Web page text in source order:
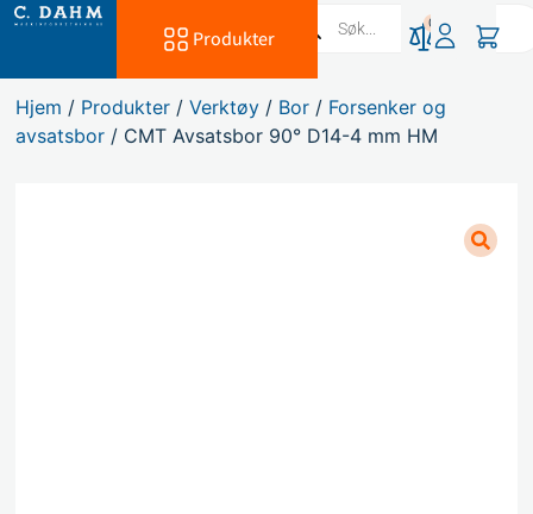
Produkter
0
Hjem / Produkter /Verktøy / Bor / Forsenker og
avsatsbor / CMT Avsatsbor 90° D14-4 mm HM